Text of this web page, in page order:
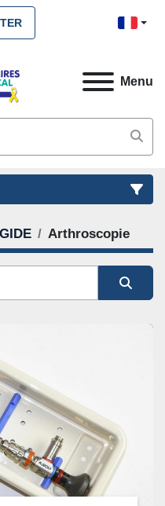
Menu
NETTOYEZ TOUS
Arthroscopie